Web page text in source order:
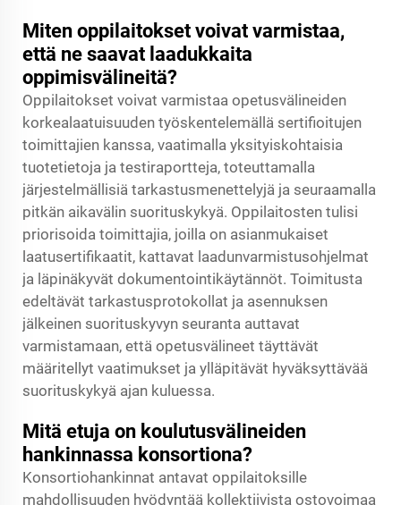
Miten oppilaitokset voivat varmistaa,
että ne saavat laadukkaita
oppimisvälineitä?
Oppilaitokset voivat varmistaa opetusvälineiden
korkealaatuisuuden työskentelemällä sertifioitujen
toimittajien kanssa, vaatimalla yksityiskohtaisia
tuotetietoja ja testiraportteja, toteuttamalla
järjestelmällisiä tarkastusmenettelyjä ja seuraamalla
pitkän aikavälin suorituskykyä. Oppilaitosten tulisi
priorisoida toimittajia, joilla on asianmukaiset
laatusertifikaatit, kattavat laadunvarmistusohjelmat
ja läpinäkyvät dokumentointikäytännöt. Toimitusta
edeltävät tarkastusprotokollat ja asennuksen
jälkeinen suorituskyvyn seuranta auttavat
varmistamaan, että opetusvälineet täyttävät
määritellyt vaatimukset ja ylläpitävät hyväksyttävää
suorituskykyä ajan kuluessa.
Mitä etuja on koulutusvälineiden
hankinnassa konsortiona?
Konsortiohankinnat antavat oppilaitoksille
mahdollisuuden hyödyntää kollektiivista ostovoimaa